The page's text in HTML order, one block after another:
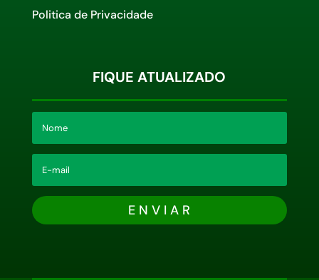
Politica de Privacidade
FIQUE ATUALIZADO
E N V I A R